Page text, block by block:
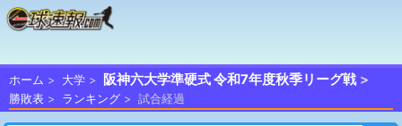
ホーム 大学 阪神六大学準硬式 令和7年度秋季リーグ戦
勝敗表 ランキング 試合経過